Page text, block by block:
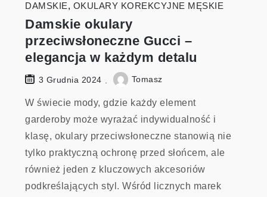
DAMSKIE, OKULARY KOREKCYJNE MĘSKIE
Damskie okulary
przeciwsłoneczne Gucci –
elegancja w każdym detalu
3 Grudnia 2024 Tomasz
W świecie mody, gdzie każdy element
garderoby może wyrażać indywidualność i
klasę, okulary przeciwsłoneczne stanowią nie
tylko praktyczną ochronę przed słońcem, ale
również jeden z kluczowych akcesoriów
podkreślających styl. Wśród licznych marek